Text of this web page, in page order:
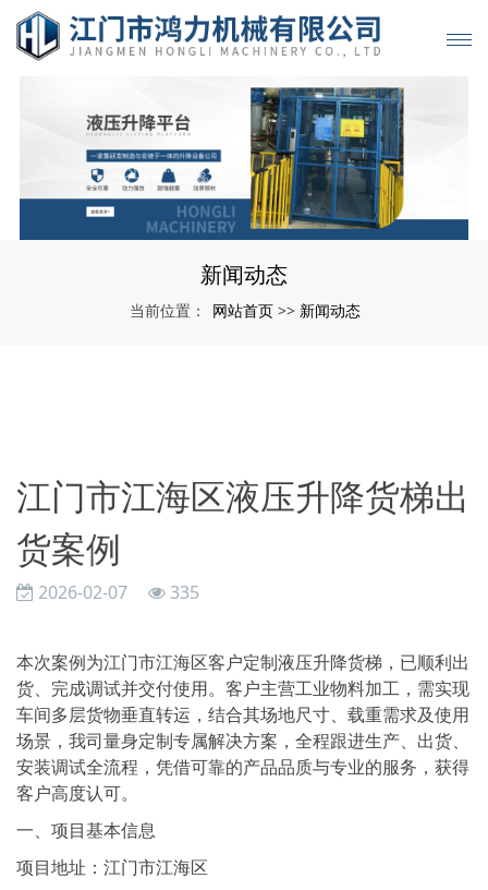
新闻动态
当前位置： 网站首页 >> 新闻动态
江门市江海区液压升降货梯出
货案例
2026-02-07 335
本次案例为江门市江海区客户定制液压升降货梯，已顺利出
货、完成调试并交付使用。客户主营工业物料加工，需实现
车间多层货物垂直转运，结合其场地尺寸、载重需求及使用
场景，我司量身定制专属解决方案，全程跟进生产、出货、
安装调试全流程，凭借可靠的产品品质与专业的服务，获得
客户高度认可。
一、项目基本信息
项目地址：江门市江海区